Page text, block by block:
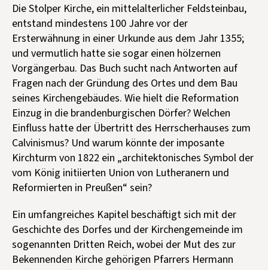
Die Stolper Kirche, ein mittelalterlicher Feldsteinbau,
entstand mindestens 100 Jahre vor der
Ersterwähnung in einer Urkunde aus dem Jahr 1355;
und vermutlich hatte sie sogar einen hölzernen
Vorgängerbau. Das Buch sucht nach Antworten auf
Fragen nach der Gründung des Ortes und dem Bau
seines Kirchengebäudes. Wie hielt die Reformation
Einzug in die brandenburgischen Dörfer? Welchen
Einfluss hatte der Übertritt des Herrscherhauses zum
Calvinismus? Und warum könnte der imposante
Kirchturm von 1822 ein „architektonisches Symbol der
vom König initiierten Union von Lutheranern und
Reformierten in Preußen“ sein?
Ein umfangreiches Kapitel beschäftigt sich mit der
Geschichte des Dorfes und der Kirchengemeinde im
sogenannten Dritten Reich, wobei der Mut des zur
Bekennenden Kirche gehörigen Pfarrers Hermann